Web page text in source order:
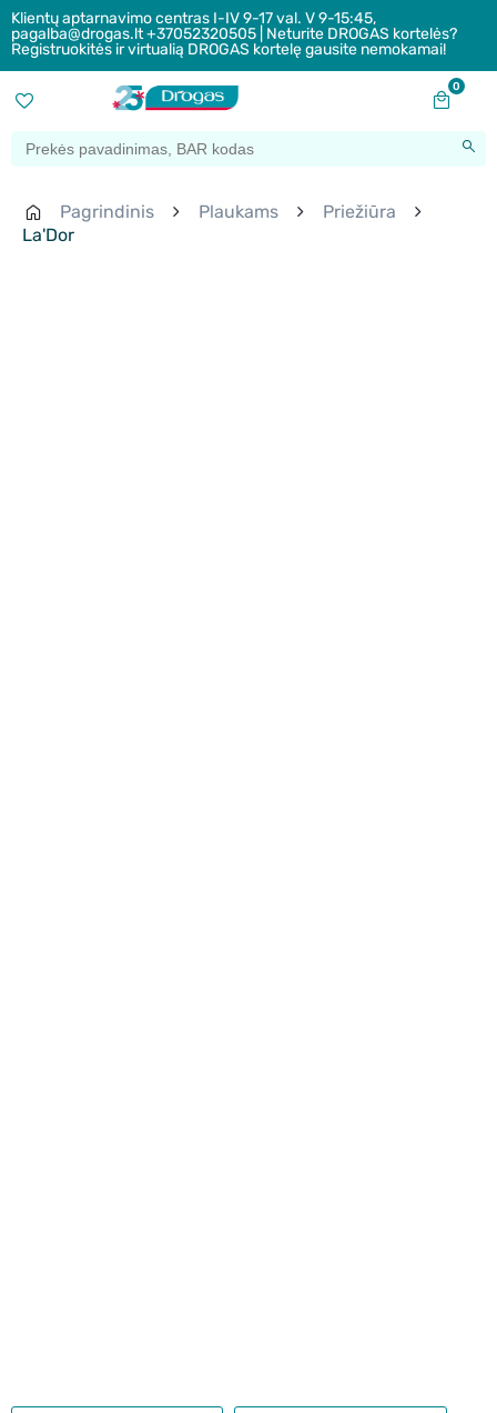
Klientų aptarnavimo centras I-IV 9-17 val. V 9-15:45,
pagalba@drogas.lt +37052320505 | Neturite DROGAS kortelės?
Registruokitės ir virtualią DROGAS kortelę gausite nemokamai!
0
Pagrindinis Plaukams
Priežiūra
La'Dor